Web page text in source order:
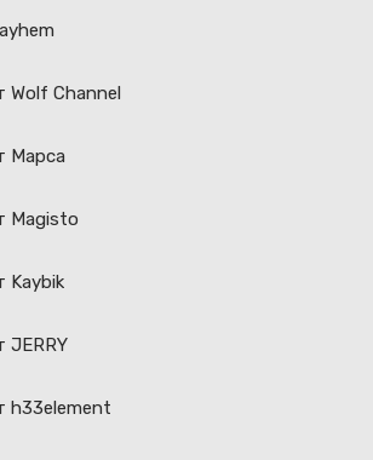
Wolf Channel
Марса
Magisto
Kaybik
JERRY
h33element